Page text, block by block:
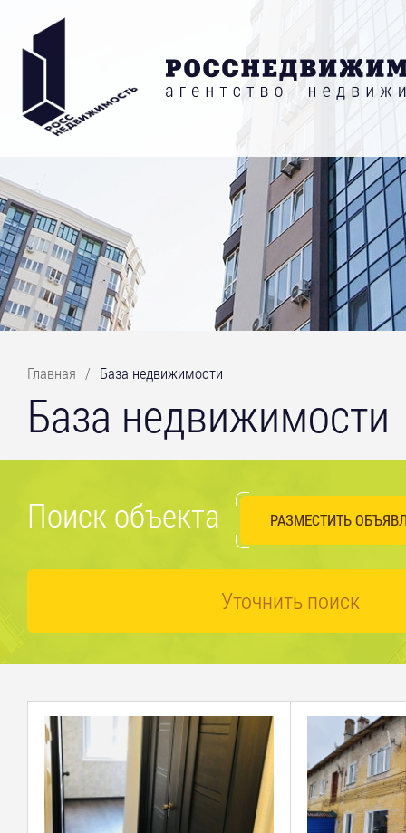
Главная / База недвижимости
База недвижимости
Поиск объекта РАЗМЕСТИТЬ
Уточнить поиск